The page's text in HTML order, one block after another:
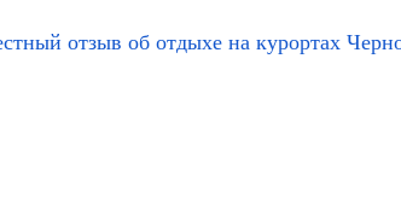
отзыв об отдыхе на курортах